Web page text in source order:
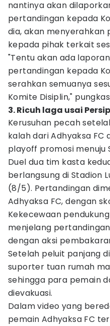
nantinya akan
pertandingan kepada
dia, akan menyerahkan
kepada pihak terkait
"Tentu akan ada
pertandingan kepada
serahkan semuanya
Komite Disiplin," pungkas
3. Ricuh laga usai
Kerusuhan pecah
kalah dari Adhyaksa
playoff promosi menuju
Duel dua tim kasta
berlangsung di Stadion
(8/5). Pertandingan
Adhyaksa FC, dengan
Kekecewaan
menjelang
dengan aksi
Setelah peluit panjang
suporter tuan rumah
sehingga para pemain
dievakuasi.
Dalam video yang
pemain Adhyaksa FC